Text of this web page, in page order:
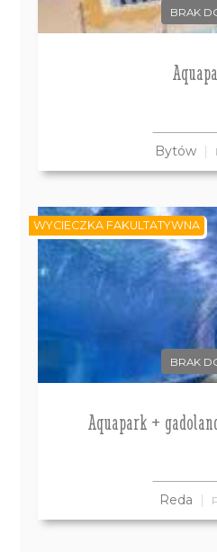
BRAK
Bytów
BRAK
Aquapark +
Reda
WYCIECZKA FAKULTATYWNA